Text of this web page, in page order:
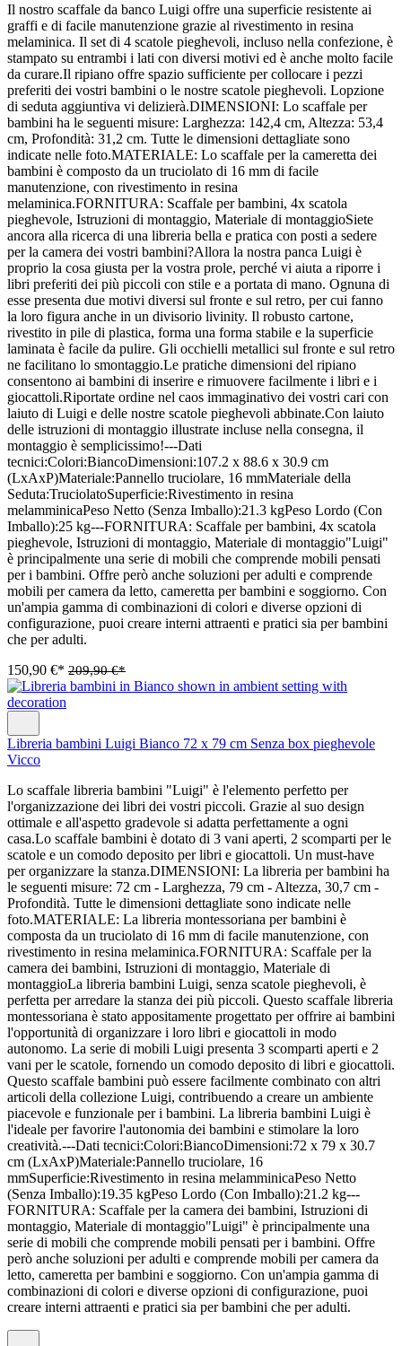
Il nostro scaffale da banco Luigi offre una superficie resistente ai
graffi e di facile manutenzione grazie al rivestimento in resina
melaminica. Il set di 4 scatole pieghevoli, incluso nella confezione, è
stampato su entrambi i lati con diversi motivi ed è anche molto facile
da curare.Il ripiano offre spazio sufficiente per collocare i pezzi
preferiti dei vostri bambini o le nostre scatole pieghevoli. Lopzione
di seduta aggiuntiva vi delizierà.DIMENSIONI: Lo scaffale per
bambini ha le seguenti misure: Larghezza: 142,4 cm, Altezza: 53,4
cm, Profondità: 31,2 cm. Tutte le dimensioni dettagliate sono
indicate nelle foto.MATERIALE: Lo scaffale per la cameretta dei
bambini è composto da un truciolato di 16 mm di facile
manutenzione, con rivestimento in resina
melaminica.FORNITURA: Scaffale per bambini, 4x scatola
pieghevole, Istruzioni di montaggio, Materiale di montaggioSiete
ancora alla ricerca di una libreria bella e pratica con posti a sedere
per la camera dei vostri bambini?Allora la nostra panca Luigi è
proprio la cosa giusta per la vostra prole, perché vi aiuta a riporre i
libri preferiti dei più piccoli con stile e a portata di mano. Ognuna di
esse presenta due motivi diversi sul fronte e sul retro, per cui fanno
la loro figura anche in un divisorio livinity. Il robusto cartone,
rivestito in pile di plastica, forma una forma stabile e la superficie
laminata è facile da pulire. Gli occhielli metallici sul fronte e sul retro
ne facilitano lo smontaggio.Le pratiche dimensioni del ripiano
consentono ai bambini di inserire e rimuovere facilmente i libri e i
giocattoli.Riportate ordine nel caos immaginativo dei vostri cari con
laiuto di Luigi e delle nostre scatole pieghevoli abbinate.Con laiuto
delle istruzioni di montaggio illustrate incluse nella consegna, il
montaggio è semplicissimo!---Dati
tecnici:Colori:BiancoDimensioni:107.2 x 88.6 x 30.9 cm
(LxAxP)Materiale:Pannello truciolare, 16 mmMateriale della
Seduta:TruciolatoSuperficie:Rivestimento in resina
melamminicaPeso Netto (Senza Imballo):21.3 kgPeso Lordo (Con
Imballo):25 kg---FORNITURA: Scaffale per bambini, 4x scatola
pieghevole, Istruzioni di montaggio, Materiale di montaggio"Luigi"
è principalmente una serie di mobili che comprende mobili pensati
per i bambini. Offre però anche soluzioni per adulti e comprende
mobili per camera da letto, cameretta per bambini e soggiorno. Con
un'ampia gamma di combinazioni di colori e diverse opzioni di
configurazione, puoi creare interni attraenti e pratici sia per bambini
che per adulti.
150,90 €* 209,90 €*
Libreria bambini Luigi Bianco 72 x 79 cm Senza box pieghevole
Vicco
Lo scaffale libreria bambini "Luigi" è l'elemento perfetto per
l'organizzazione dei libri dei vostri piccoli. Grazie al suo design
ottimale e all'aspetto gradevole si adatta perfettamente a ogni
casa.Lo scaffale bambini è dotato di 3 vani aperti, 2 scomparti per le
scatole e un comodo deposito per libri e giocattoli. Un must-have
per organizzare la stanza.DIMENSIONI: La libreria per bambini ha
le seguenti misure: 72 cm - Larghezza, 79 cm - Altezza, 30,7 cm -
Profondità. Tutte le dimensioni dettagliate sono indicate nelle
foto.MATERIALE: La libreria montessoriana per bambini è
composta da un truciolato di 16 mm di facile manutenzione, con
rivestimento in resina melaminica.FORNITURA: Scaffale per la
camera dei bambini, Istruzioni di montaggio, Materiale di
montaggioLa libreria bambini Luigi, senza scatole pieghevoli, è
perfetta per arredare la stanza dei più piccoli. Questo scaffale libreria
montessoriana è stato appositamente progettato per offrire ai bambini
l'opportunità di organizzare i loro libri e giocattoli in modo
autonomo. La serie di mobili Luigi presenta 3 scomparti aperti e 2
vani per le scatole, fornendo un comodo deposito di libri e giocattoli.
Questo scaffale bambini può essere facilmente combinato con altri
articoli della collezione Luigi, contribuendo a creare un ambiente
piacevole e funzionale per i bambini. La libreria bambini Luigi è
l'ideale per favorire l'autonomia dei bambini e stimolare la loro
creatività.---Dati tecnici:Colori:BiancoDimensioni:72 x 79 x 30.7
cm (LxAxP)Materiale:Pannello truciolare, 16
mmSuperficie:Rivestimento in resina melamminicaPeso Netto
(Senza Imballo):19.35 kgPeso Lordo (Con Imballo):21.2 kg---
FORNITURA: Scaffale per la camera dei bambini, Istruzioni di
montaggio, Materiale di montaggio"Luigi" è principalmente una
serie di mobili che comprende mobili pensati per i bambini. Offre
però anche soluzioni per adulti e comprende mobili per camera da
letto, cameretta per bambini e soggiorno. Con un'ampia gamma di
combinazioni di colori e diverse opzioni di configurazione, puoi
creare interni attraenti e pratici sia per bambini che per adulti.